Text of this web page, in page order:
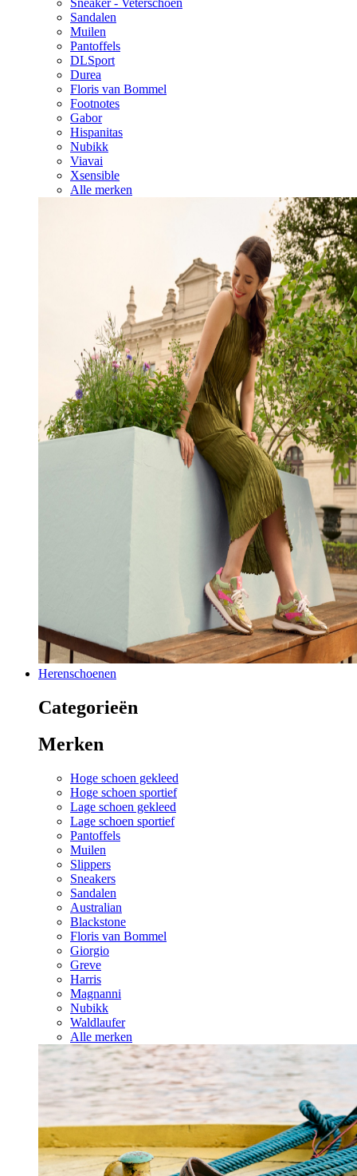
Sandalen
Muilen
Pantoffels
DLSport
Durea
Floris van Bommel
Footnotes
Gabor
Hispanitas
Nubikk
Viavai
Xsensible
Alle merken
Herenschoenen
Categorieën
Merken
Hoge schoen gekleed
Hoge schoen sportief
Lage schoen gekleed
Lage schoen sportief
Pantoffels
Muilen
Slippers
Sneakers
Sandalen
Australian
Blackstone
Floris van Bommel
Giorgio
Greve
Harris
Magnanni
Nubikk
Waldlaufer
Alle merken